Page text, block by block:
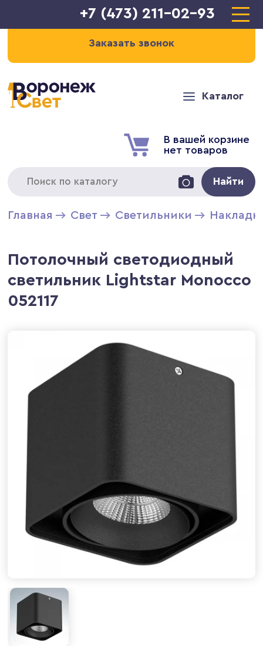
+7 (473) 211-02-93
Заказать звонок
Каталог
В вашей корзине
нет товаров
Найти
Главная Свет Светильники
Потолочный светодиодный
светильник Lightstar Monocco
052117